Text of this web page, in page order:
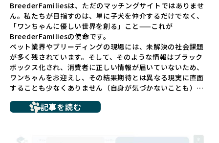
BreederFamiliesは、ただのマッチングサイトではありませ
ん。私たちが目指すのは、単に子犬を仲介するだけでなく、
「ワンちゃんに優しい世界を創る」こと——これが
BreederFamiliesの使命です。
ペット業界やブリーディングの現場には、未解決の社会課題
が多く残されています。そして、そのような情報はブラック
ボックス化され、消費者に正しい情報が届いていないため、
ワンちゃんをお迎えし、その結果期待とは異なる現実に直面
することも少なくありません（自身が気づかないことも）。
ち、健康面や社会性に問題を抱えていたり、またブリーダー
いるというケースもあります。こうした問題は、消費者にと
記事を読む